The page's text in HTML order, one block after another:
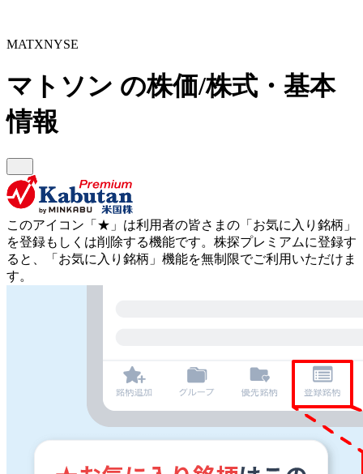
MATXNYSE
マトソン の株価/株式・基本
情報
このアイコン 「★」 は利用者の皆さまの 「お気に入り銘柄」
を登録もしくは削除する機能です。 株探プレミアムに登録す
ると、「お気に入り銘柄」機能を無制限でご利用いただけま
す。